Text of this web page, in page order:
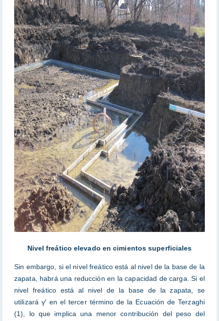
Nivel freático elevado en cimientos superficiales
Sin embargo, si el nivel freático está al nivel de la base de la
zapata, habrá una reducción en la capacidad de carga. Si el
nivel freático está al nivel de la base de la zapata, se
utilizará γ′ en el tercer término de la Ecuación de Terzaghi
(1), lo que implica una menor contribución del peso del